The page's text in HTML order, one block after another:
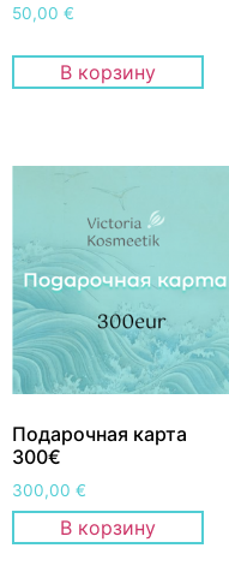
50,00 €
В корзину
Подарочная карта
300€
300,00 €
В корзину